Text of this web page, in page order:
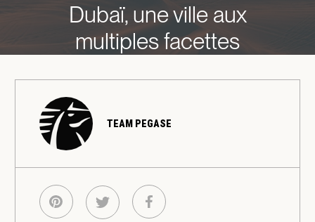
Dubaï, une ville aux
multiples facettes
TEAM PEGASE